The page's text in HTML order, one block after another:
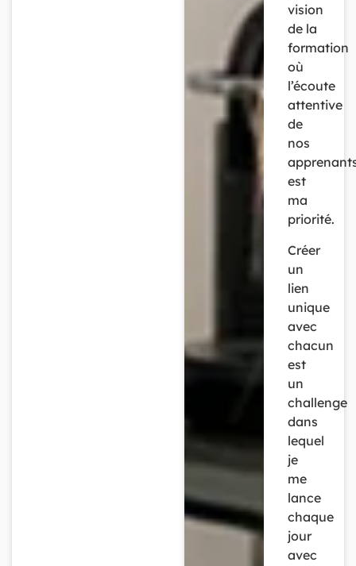
vision
de la
formation
où
l’écoute
attentive
de
nos
est
ma
priorité.
Créer
un
lien
unique
avec
chacun
est
un
challenge
dans
lequel
je
me
lance
chaque
jour
avec